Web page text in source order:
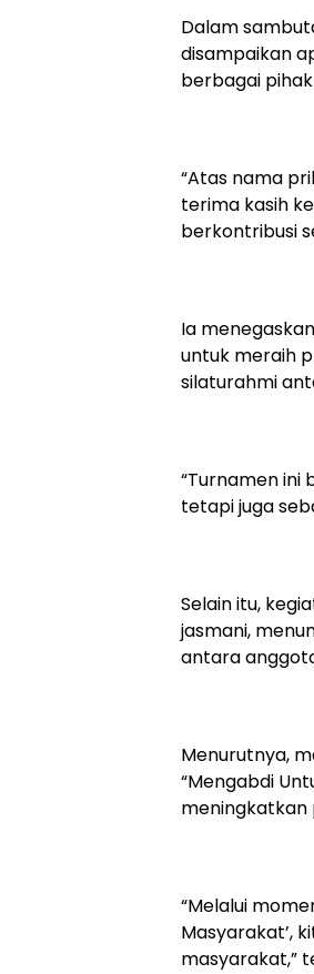
‎Dalam
disampaikan
berbagai
‎“Atas nama
terima kasih
berkontribusi
‎Ia
untuk meraih
silaturahmi
‎“Turnamen ini
tetapi juga
‎Selain itu,
jasmani,
antara
‎Menurutnya,
“Mengabdi
meningkatkan
‎“Melalui
Masyarakat’,
masyarakat,”